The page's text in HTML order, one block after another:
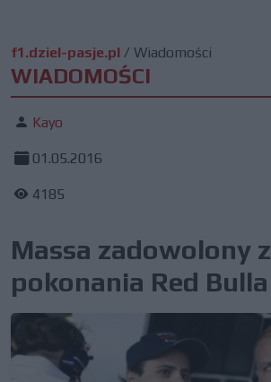
f1.dziel-pasje.pl / Wiadomości
WIADOMOŚCI
Kayo
01.05.2016
4185
Massa zadowolony z
pokonania Red Bulla